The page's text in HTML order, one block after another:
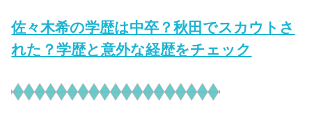
佐々木希の学歴は中卒？秋田でスカウトさ
れた？学歴と意外な経歴をチェック